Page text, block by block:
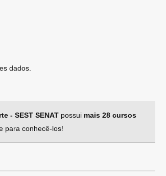
dados.
- SEST SENAT possui mais 28 cursos
para conhecê-los!